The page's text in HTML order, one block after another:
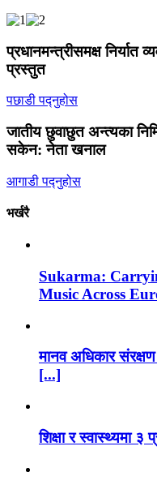
प्रधानमन्त्रीसमक्ष निर्यात
प्रस्तुत
पछाडी पद्नुहोस
जातीय छुवाछुत अन्त्यका
सकेन: नेता खनाल
आगाडी पद्नुहोस
भर्खरै
Sukarma:
Music Across
मानव अधिकार
[...]
शिक्षा र स्वास्थ्यमा